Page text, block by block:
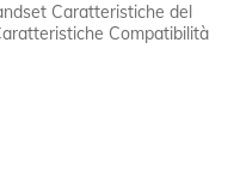
Caratteristiche del
Compatibilità